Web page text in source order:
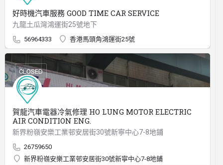
好時機汽車服務 GOOD TIME CAR SERVICE
九龍土瓜灣鴻運街25號地下
56964333 香港馬頭角鴻運街25號
賀龍汽車電器冷氣修理 HO LUNG MOTOR ELECTRIC
AIR CONDITION ENG.
新界粉嶺安樂工業邨安居街30號新寧中心7-8地鋪
26759650
新界粉嶺安樂工業邨安居街30號新寧中心7-8地鋪
CLOSED